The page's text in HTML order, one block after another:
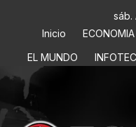
sáb.
Inicio
ECONOMIA
EL MUNDO